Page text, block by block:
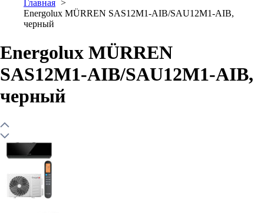
Главная
Energolux MÜRREN SAS12M1-AIB/SAU12M1-AIB,
черный
Energolux MÜRREN
SAS12M1-AIB/SAU12M1-AIB,
черный